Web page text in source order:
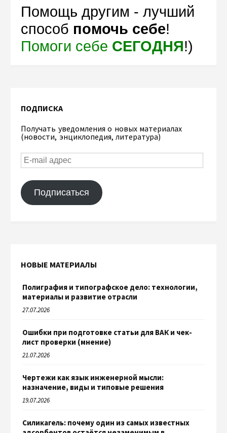
Помощь другим - лучший
способ помочь себе!
Помоги себе СЕГОДНЯ!)
ПОДПИСКА
Получать уведомления о новых материалах
(новости, энциклопедия, литература)
Подписаться
НОВЫЕ МАТЕРИАЛЫ
Полиграфия и типографское дело: технологии,
материалы и развитие отрасли
27.07.2026
Ошибки при подготовке статьи для ВАК и чек-
лист проверки (мнение)
21.07.2026
Чертежи как язык инженерной мысли:
назначение, виды и типовые решения
19.07.2026
Силикагель: почему один из самых известных